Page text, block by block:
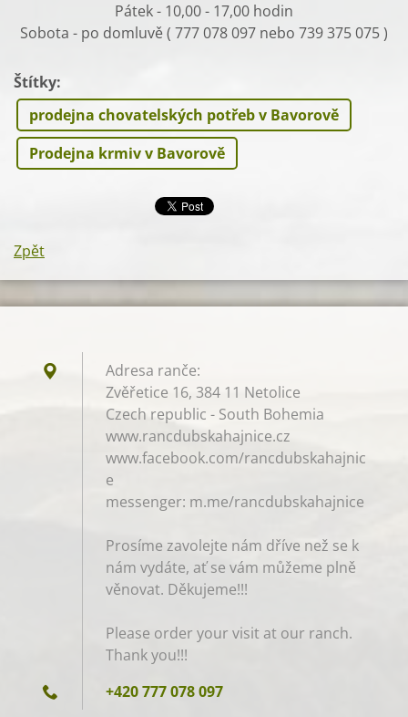
Pátek - 10,00 - 17,00 hodin
Sobota - po domluvě ( 777 078 097 nebo 739 375 075 )
Štítky:
prodejna chovatelských potřeb v Bavorově
Prodejna krmiv v Bavorově
Zpět
Adresa ranče:
Zvěřetice 16, 384 11 Netolice
Czech republic - South Bohemia
www.rancdubskahajnice.cz
www.facebook.com/rancdubskahajnic
e
messenger: m.me/rancdubskahajnice
Prosíme zavolejte nám dříve než se k
nám vydáte, ať se vám můžeme plně
věnovat. Děkujeme!!!
Please order your visit at our ranch.
Thank you!!!
+420 777 078 097